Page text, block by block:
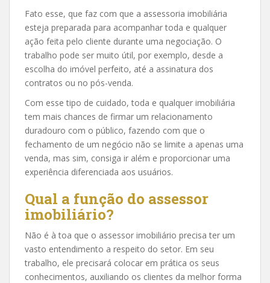
Fato esse, que faz com que a assessoria imobiliária
esteja preparada para acompanhar toda e qualquer
ação feita pelo cliente durante uma negociação. O
trabalho pode ser muito útil, por exemplo, desde a
escolha do imóvel perfeito, até a assinatura dos
contratos ou no pós-venda.
Com esse tipo de cuidado, toda e qualquer imobiliária
tem mais chances de firmar um relacionamento
duradouro com o público, fazendo com que o
fechamento de um negócio não se limite a apenas uma
venda, mas sim, consiga ir além e proporcionar uma
experiência diferenciada aos usuários.
Qual a função do assessor
imobiliário?
Não é à toa que o assessor imobiliário precisa ter um
vasto entendimento a respeito do setor. Em seu
trabalho, ele precisará colocar em prática os seus
conhecimentos, auxiliando os clientes da melhor forma